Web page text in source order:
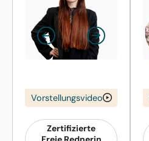
Vorstellungsvideo
Zertifizierte